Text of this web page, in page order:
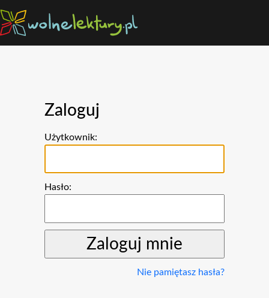
Zaloguj
Użytkownik:
Hasło:
Nie pamiętasz hasła?